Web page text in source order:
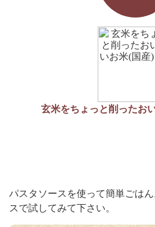
玄米をちょっと削ったお
パスタソースを使って簡単ごは
スで試してみて下さい。